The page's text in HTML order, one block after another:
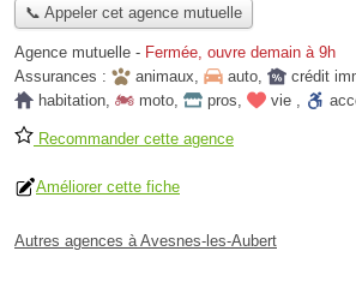
📞 Appeler cet agence mutuelle
Agence mutuelle - Fermée, ouvre demain à 9h
Assurances :
animaux, auto, crédit
habitation, moto, pros, vie ,
Recommander cette agence
Améliorer cette fiche
Autres agences à Avesnes-les-Aubert